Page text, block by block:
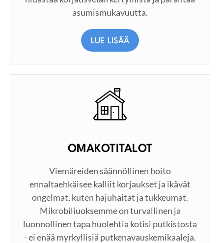
asumismukavuutta.
LUE LISÄÄ
OMAKOTITALOT
Viemäreiden säännöllinen hoito
ennaltaehkäisee kalliit korjaukset ja ikävät
ongelmat, kuten hajuhaitat ja tukkeumat.
Mikrobiliuoksemme on turvallinen ja
luonnollinen tapa huolehtia kotisi putkistosta
- ei enää myrkyllisiä putkenavauskemikaaleja.